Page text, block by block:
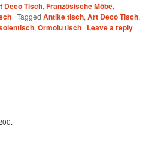
Deco Tisch,Französische Möbe,
|Tagged Antike tisch,Art Deco Tisch,
,Ormolu tisch | Leave a reply